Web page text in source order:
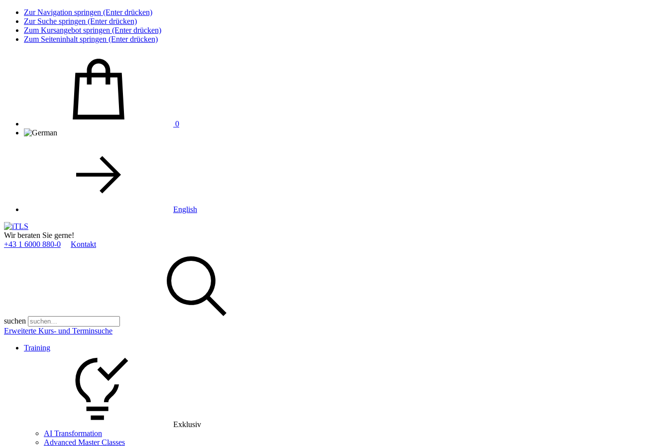
Zur Navigation springen (Enter drücken)
Zur Suche springen (Enter drücken)
Zum Kursangebot springen (Enter drücken)
Zum Seiteninhalt springen (Enter drücken)
0
English
Wir beraten Sie gerne!
+43 1 6000 880­-0
Kontakt
suchen
Erweiterte Kurs- und Terminsuche
Training
Exklusiv
AI Transformation
Advanced Master Classes